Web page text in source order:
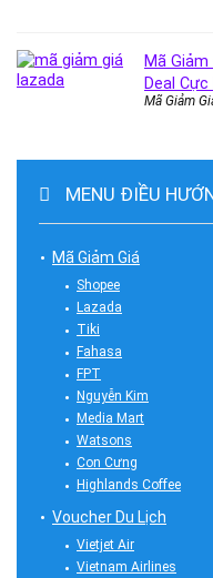
Mã
Deal
Mã Giảm
MENU ĐIỀU
Mã Giảm Giá
Shopee
Lazada
Tiki
Fahasa
FPT
Nguyễn Kim
Media Mart
Watsons
Con Cưng
Highlands Coffee
Voucher Du Lịch
Vietjet Air
Vietnam Airlines